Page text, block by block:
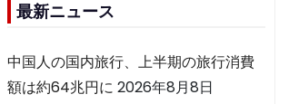
最新ニュース
中国人の国内旅行、上半期の旅行消費
額は約64兆円に 2026年8月8日